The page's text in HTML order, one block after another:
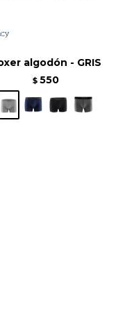
algodón - GRIS
$ 550